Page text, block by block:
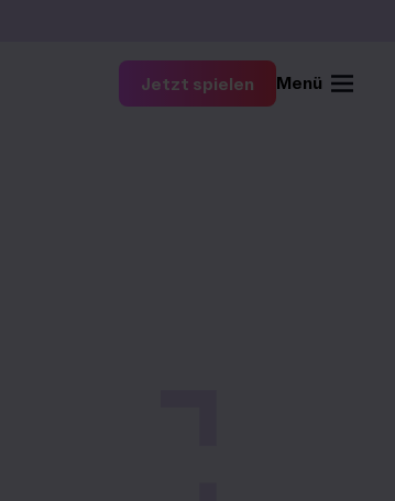
Jetzt spielen Menü